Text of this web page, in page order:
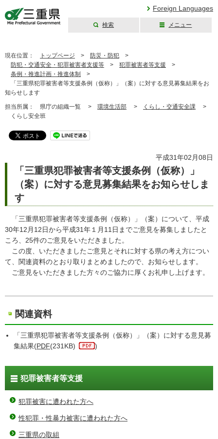
Foreign Languages
検索 メニュー
現在位置： トップページ > 防災・防犯 >
防犯・交通安全・犯罪被害者支援等 > 犯罪被害者等支援 >
条例・推進計画・推進体制
>
「三重県犯罪被害者等支援条例（仮称）」（案）に対する意見募集結果をお
知らせします
担当所属： 県庁の組織一覧 > 環境生活部 > くらし・交通安全課 >
くらし安全班
平成31年02月08日
「三重県犯罪被害者等支援条例（仮称）」
（案）に対する意見募集結果をお知らせしま
す
「三重県犯罪被害者等支援条例（仮称）」（案）について、平成
30年12月12日から平成31年１月11日までご意見を募集しましたと
ころ、25件のご意見をいただきました。
この度、いただきましたご意見とそれに対する県の考え方につい
て、関連資料のとおり取りまとめましたので、お知らせします。
ご意見をいただきました方々のご協力に厚くお礼申し上げます。
関連資料
「三重県犯罪被害者等支援条例（仮称）」（案）に対する意見募
集結果(PDF(231KB) )
犯罪被害者等支援
犯罪被害に遭われた方へ
性犯罪・性暴力被害に遭われた方へ
三重県の取組